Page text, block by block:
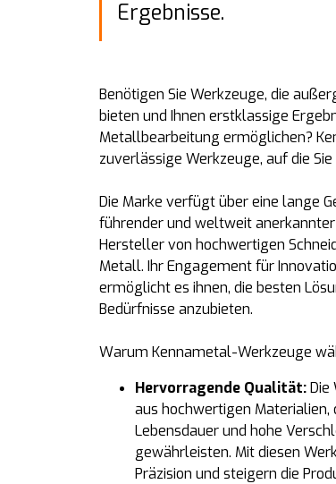
Ergebnisse.
Benötigen Sie Werkzeuge, die
bieten und Ihnen erstklassige
Metallbearbeitung ermöglichen?
zuverlässige Werkzeuge, auf die
Die Marke verfügt über eine lange
führender und weltweit
Hersteller von hochwertigen
Metall. Ihr Engagement für
ermöglicht es ihnen, die besten
Bedürfnisse anzubieten.
Warum Kennametal-Werkzeuge
Hervorragende Qualität:Die
aus hochwertigen Materialien,
Lebensdauer und hohe
gewährleisten. Mit diesen
Präzision und steigern die